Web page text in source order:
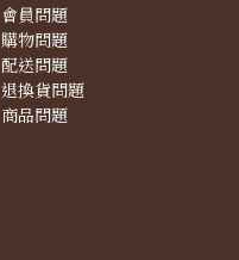
會員問題
購物問題
配送問題
退換貨問題
商品問題